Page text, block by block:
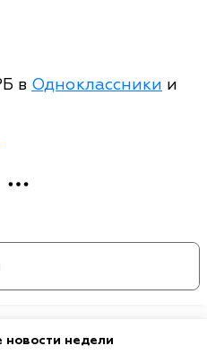
в Одноклассники и
новости недели